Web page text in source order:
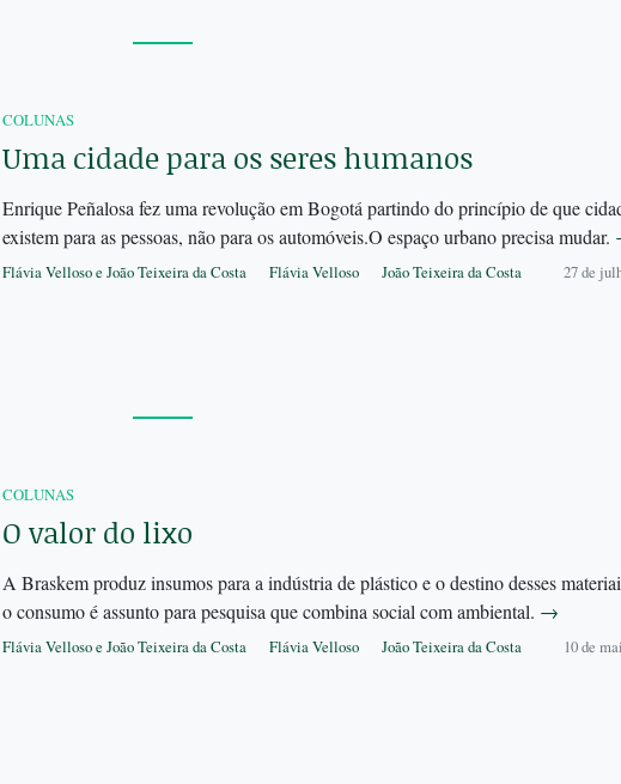
COLUNAS
Uma cidade para os seres humanos
Enrique Peñalosa fez uma revolução em Bogotá partindo do princípio de que
existem para as pessoas, não para os automóveis.O espaço urbano precisa mudar.
Flávia Velloso e João Teixeira da Costa Flávia Velloso João Teixeira da Costa 27 de
COLUNAS
O valor do lixo
A Braskem produz insumos para a indústria de plástico e o destino desses
o consumo é assunto para pesquisa que combina social com ambiental. →
Flávia Velloso e João Teixeira da Costa Flávia Velloso João Teixeira da Costa 10 de